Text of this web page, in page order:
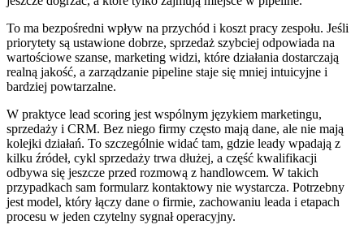
To ma bezpośredni wpływ na przychód i koszt pracy zespołu. Jeśli
priorytety są ustawione dobrze, sprzedaż szybciej odpowiada na
wartościowe szanse, marketing widzi, które działania dostarczają
realną jakość, a zarządzanie pipeline staje się mniej intuicyjne i
bardziej powtarzalne.
W praktyce lead scoring jest wspólnym językiem marketingu,
sprzedaży i CRM. Bez niego firmy często mają dane, ale nie mają
kolejki działań. To szczególnie widać tam, gdzie leady wpadają z
kilku źródeł, cykl sprzedaży trwa dłużej, a część kwalifikacji
odbywa się jeszcze przed rozmową z handlowcem. W takich
przypadkach sam formularz kontaktowy nie wystarcza. Potrzebny
jest model, który łączy dane o firmie, zachowaniu leada i etapach
procesu w jeden czytelny sygnał operacyjny.